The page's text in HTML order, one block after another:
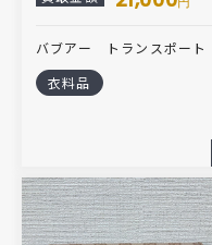
バブアー トランスポート
衣料品